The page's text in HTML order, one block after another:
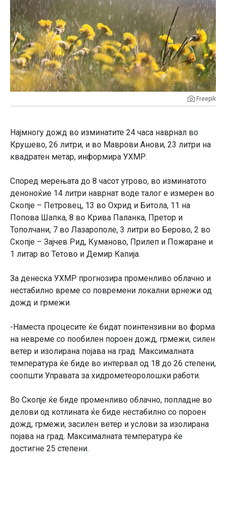
Freepik
Најмногу дожд во изминатите 24 часа наврнал во
Крушево, 26 литри, и во Маврови Анови, 23 литри на
квадратен метар, информира УХМР.
Според мерењата до 8 часот утрово, во изминатото
деноноќие 14 литри наврнат воде талог е измерен во
Скопје – Петровец, 13 во Охрид и Битола, 11 на
Попова Шапка, 8 во Крива Паланка, Претор и
Тополчани, 7 во Лазарополе, 3 литри во Берово, 2 во
Скопје – Зајчев Рид, Куманово, Прилеп и Пожаране и
1 литар во Тетово и Демир Капија.
За денеска УХМР прогнозира променливо облачно и
нестабилно време со повремени локални врнежи од
дожд и грмежи.
-Наместа процесите ќе бидат поинтензивни во форма
на невреме со пообилен пороен дожд, грмежи, силен
ветер и изолирана појава на град. Максималната
температура ќе биде во интервал од 18 до 26 степени,
соопшти Управата за хидрометеоролошки работи.
Во Скопје ќе биде променливо облачно, попладне во
делови од котлината ќе биде нестабилно со пороен
дожд, грмежи, засилен ветер и услови за изолирана
појава на град. Максималната температура ќе
достигне 25 степени.